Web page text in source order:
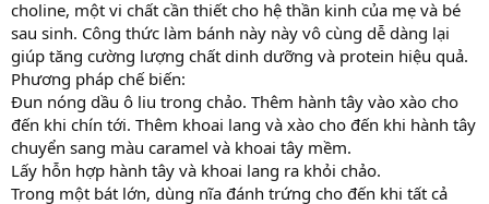
choline, một vi chất cần thiết cho hệ thần kinh của mẹ và bé
sau sinh. Công thức làm bánh này này vô cùng dễ dàng lại
giúp tăng cường lượng chất dinh dưỡng và protein hiệu quả.
Phương pháp chế biến:
Đun nóng dầu ô liu trong chảo. Thêm hành tây vào xào cho
đến khi chín tới. Thêm khoai lang và xào cho đến khi hành tây
chuyển sang màu caramel và khoai tây mềm.
Lấy hỗn hợp hành tây và khoai lang ra khỏi chảo.
Trong một bát lớn, dùng nĩa đánh trứng cho đến khi tất cả